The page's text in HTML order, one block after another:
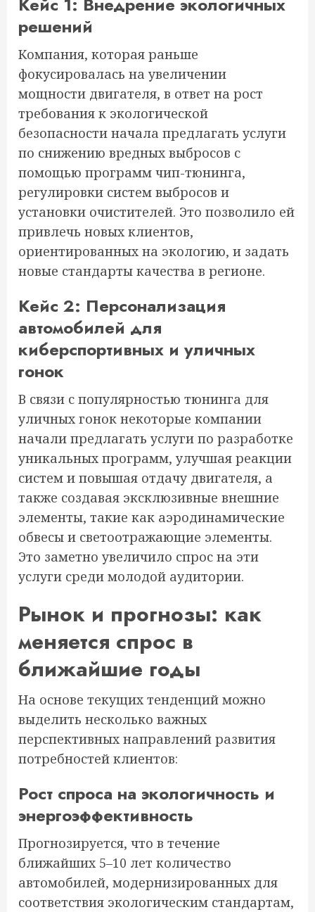
решений
Компания, которая раньше
фокусировалась на увеличении
мощности двигателя, в ответ на рост
требования к экологической
безопасности начала предлагать услуги
по снижению вредных выбросов с
помощью программ чип-тюнинга,
регулировки систем выбросов и
установки очистителей. Это позволило ей
привлечь новых клиентов,
ориентированных на экологию, и задать
новые стандарты качества в регионе.
Кейс 2: Персонализация
автомобилей для
киберспортивных и уличных
гонок
В связи с популярностью тюнинга для
уличных гонок некоторые компании
начали предлагать услуги по разработке
уникальных программ, улучшая реакции
систем и повышая отдачу двигателя, а
также создавая эксклюзивные внешние
элементы, такие как аэродинамические
обвесы и светоотражающие элементы.
Это заметно увеличило спрос на эти
услуги среди молодой аудитории.
Рынок и прогнозы: как
меняется спрос в
ближайшие годы
На основе текущих тенденций можно
выделить несколько важных
перспективных направлений развития
потребностей клиентов:
Рост спроса на экологичность и
энергоэффективность
Прогнозируется, что в течение
ближайших 5–10 лет количество
автомобилей, модернизированных для
соответствия экологическим стандартам,